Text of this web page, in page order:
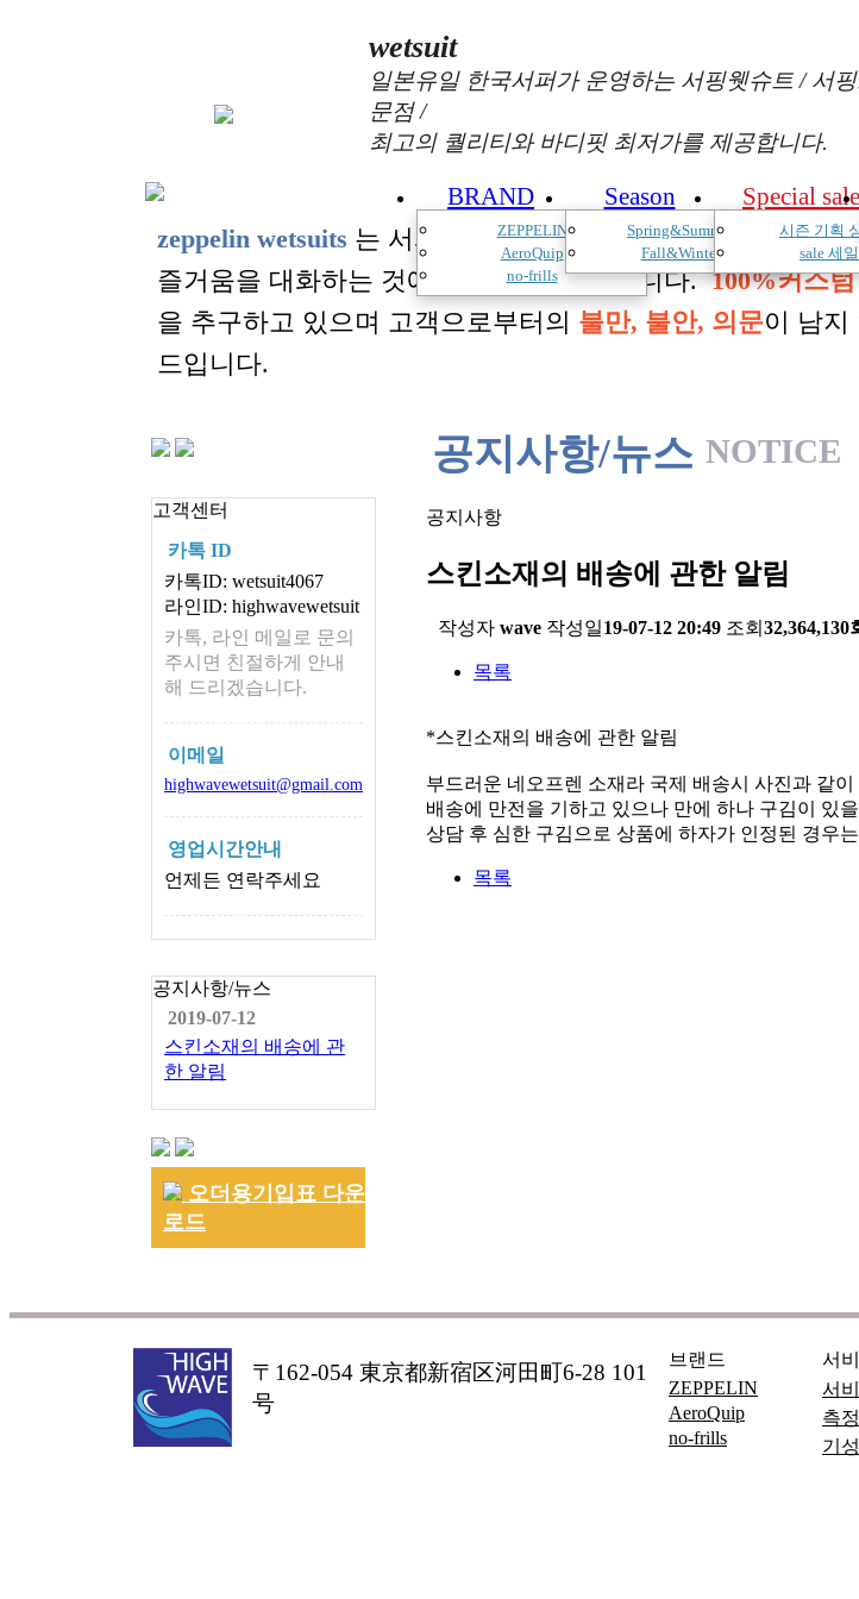
wetsuit
일본유일 한국서퍼가 운영하는 서핑웻슈트 / 서
문점 /
최고의 퀄리티와 바디핏 최저가를 제공합니다.
BRAND
ZEPPELIN
AeroQuip
no-frills
Season
Spring&Summer
Fall&Winter
Special sale
시즌 기획
sale 세일
zeppelin wetsuits 는 서퍼들의 느낌과 의견를 듣고 적극 반
즐거움을 대화하는 것에 목표를 두고 있습니다.100%커스
을 추구하고 있으며 고객으로부터의 불만, 불안, 의문이 남지
드입니다.
고객센터
카톡 ID
카톡ID: wetsuit4067
라인ID: highwavewetsuit
카톡, 라인 메일로 문의
주시면 친절하게 안내
해 드리겠습니다.
이메일
highwavewetsuit@gmail.com
영업시간안내
언제든 연락주세요
공지사항/뉴스
2019-07-12
스킨소재의 배송에 관
한 알림
오더용기입표 다운
로드
공지사항/뉴스 NOTICE
공지사항
스킨소재의 배송에 관한 알림
작성자 wave 작성일19-07-12 20:49 조회 32,364,130
목록
*스킨소재의 배송에 관한 알림
부드러운 네오프렌 소재라 국제 배송시 사진과 같
배송에 만전을 기하고 있으나 만에 하나 구김이 있
상담 후 심한 구김으로 상품에 하자가 인정된 경우
목록
〒162-054 東京都新宿区河田町6-28 101
号
브랜드
ZEPPELIN
AeroQuip
no-frills
서
서
측
기